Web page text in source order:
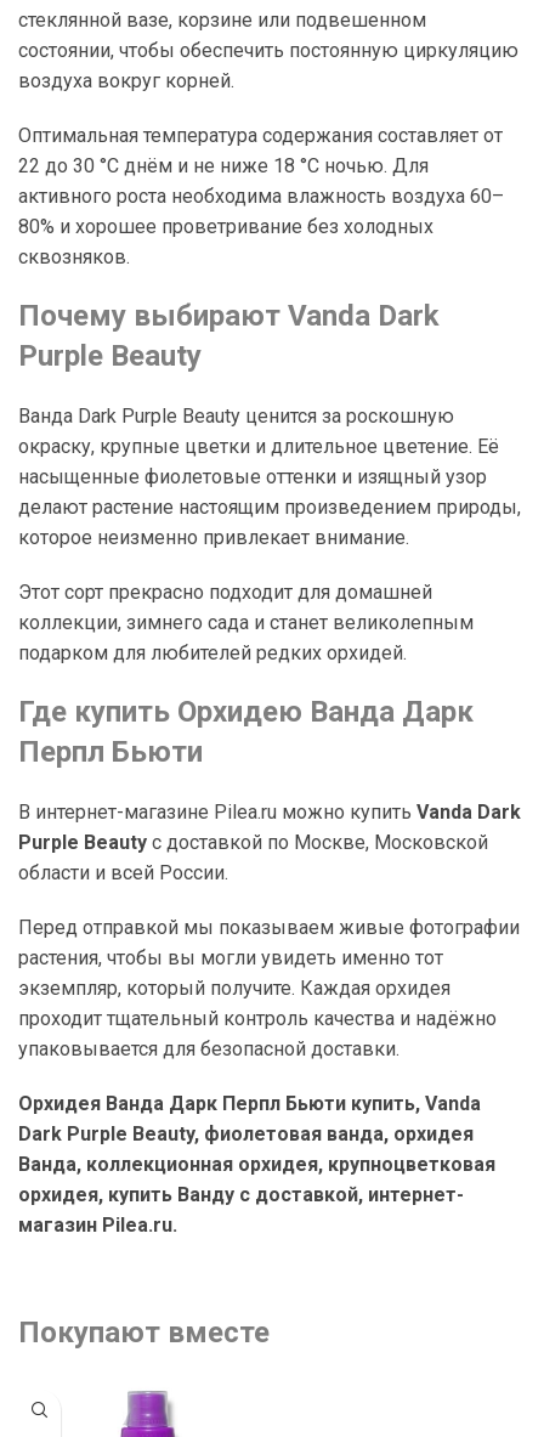
стеклянной вазе, корзине или подвешенном
состоянии, чтобы обеспечить постоянную циркуляцию
воздуха вокруг корней.
Оптимальная температура содержания составляет от
22 до 30 °C днём и не ниже 18 °C ночью. Для
активного роста необходима влажность воздуха 60–
80% и хорошее проветривание без холодных
сквозняков.
Почему выбирают Vanda Dark
Purple Beauty
Ванда Dark Purple Beauty ценится за роскошную
окраску, крупные цветки и длительное цветение. Её
насыщенные фиолетовые оттенки и изящный узор
делают растение настоящим произведением природы,
которое неизменно привлекает внимание.
Этот сорт прекрасно подходит для домашней
коллекции, зимнего сада и станет великолепным
подарком для любителей редких орхидей.
Где купить Орхидею Ванда Дарк
Перпл Бьюти
В интернет-магазине Pilea.ru можно купить Vanda Dark
Purple Beauty с доставкой по Москве, Московской
области и всей России.
Перед отправкой мы показываем живые фотографии
растения, чтобы вы могли увидеть именно тот
экземпляр, который получите. Каждая орхидея
проходит тщательный контроль качества и надёжно
упаковывается для безопасной доставки.
Орхидея Ванда Дарк Перпл Бьюти купить, Vanda
Dark Purple Beauty, фиолетовая ванда, орхидея
Ванда, коллекционная орхидея, крупноцветковая
орхидея, купить Ванду с доставкой, интернет-
магазин Pilea.ru.
Покупают вместе